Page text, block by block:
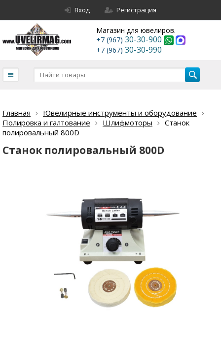
Вход Регистрация
Магазин для ювелиров.
+7 (967) 30-30-900
+7 (967) 30-30-990
Главная
Ювелирные инструменты и оборудование
Полировка и галтование
Шлифмоторы
Станок
полировальный 800D
Станок полировальный 800D